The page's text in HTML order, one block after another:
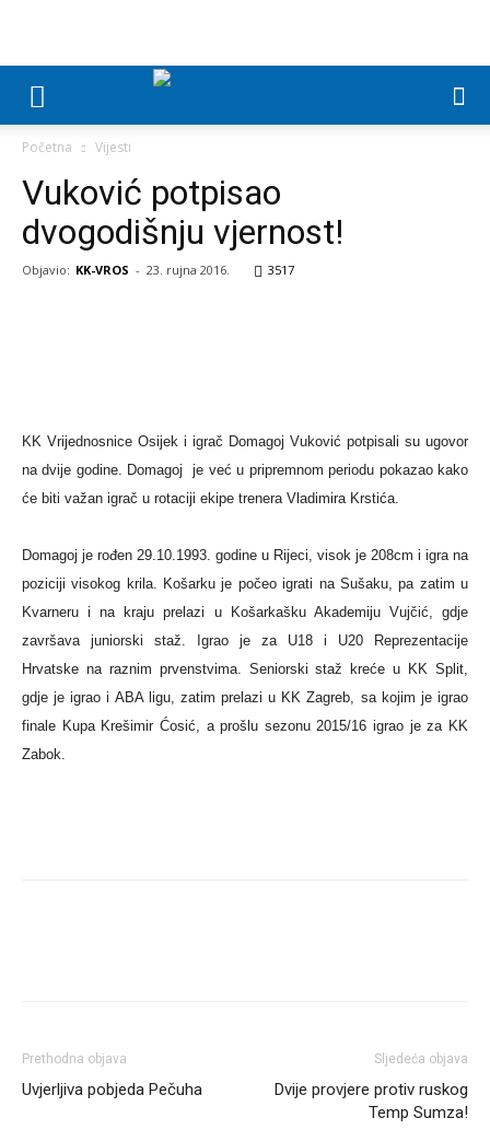
Početna Vijesti
Vuković potpisao
dvogodišnju vjernost!
Objavio: KK-VROS - 23. rujna 2016. 3517
KK Vrijednosnice Osijek i igrač Domagoj Vuković potpisali su ugovor
na dvije godine. Domagoj je već u pripremnom periodu pokazao kako
će biti važan igrač u rotaciji ekipe trenera Vladimira Krstića.
Domagoj je rođen 29.10.1993. godine u Rijeci, visok je 208cm i igra na
poziciji visokog krila. Košarku je počeo igrati na Sušaku, pa zatim u
Kvarneru i na kraju prelazi u Košarkašku Akademiju Vujčić, gdje
završava juniorski staž. Igrao je za U18 i U20 Reprezentacije
Hrvatske na raznim prvenstvima. Seniorski staž kreće u KK Split,
gdje je igrao i ABA ligu, zatim prelazi u KK Zagreb, sa kojim je igrao
finale Kupa Krešimir Ćosić, a prošlu sezonu 2015/16 igrao je za KK
Zabok.
Prethodna objava
Uvjerljiva pobjeda Pečuha
Sljedeća objava
Dvije provjere protiv ruskog
Temp Sumza!